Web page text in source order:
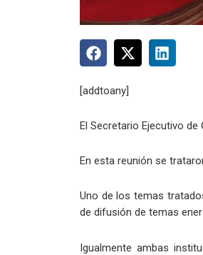
[addtoany]
El Secretario Ejecutivo de
En esta reunión se
Uno de los temas
de difusión de temas
Igualmente ambas